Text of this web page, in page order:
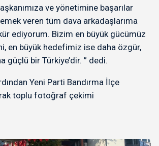
ve yönetimine başarılar
veren tüm dava arkadaşlarıma
ediyorum. Bizim en büyük gücümüz
en büyük hedefimiz ise daha özgür,
güçlü bir Türkiye’dir. ” dedi.
Yeni Parti Bandırma İlçe
toplu fotoğraf çekimi